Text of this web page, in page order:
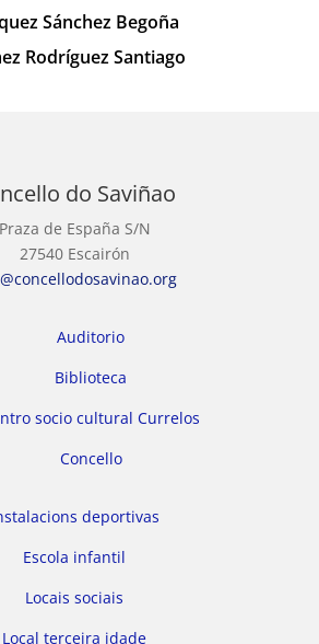
Sánchez Begoña
Rodríguez Santiago
do Saviñao
Praza de España S/N
27540 Escairón
Auditorio
Biblioteca
socio cultural Currelos
Concello
deportivas
Escola infantil
Locais sociais
Local terceira idade